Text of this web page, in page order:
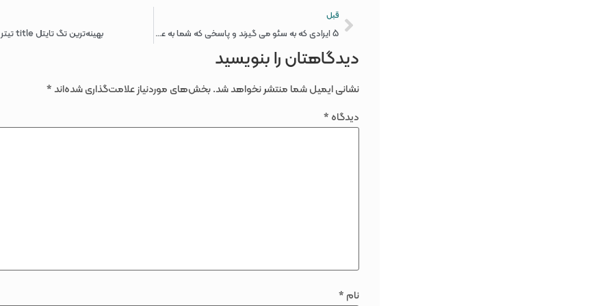
قبل
5 ایرادی که به سئو می گیرند و پاسخی که شما به عنوان سئوکار می‌دهید بهینه‌ترین تگ تایتل title تیتر برای سئو
دیدگاهتان را بنویسید
نشانی ایمیل شما منتشر نخواهد شد.بخش‌های موردنیاز علامت‌گذاری شده‌اند*
دیدگاه *
نام *